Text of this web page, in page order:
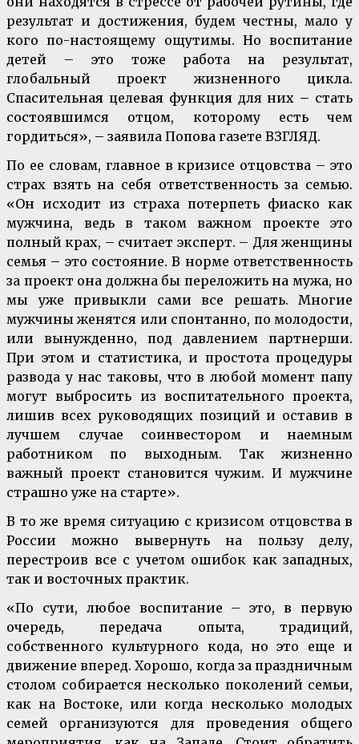
результат и достижения, будем честны, мало у
кого по-настоящему ощутимы. Но воспитание
детей – это тоже работа на результат,
глобальный проект жизненного цикла.
Спасительная целевая функция для них – стать
состоявшимся отцом, которому есть чем
гордиться», – заявила Попова газете ВЗГЛЯД.
По ее словам, главное в кризисе отцовства – это
страх взять на себя ответственность за семью.
«Он исходит из страха потерпеть фиаско как
мужчина, ведь в таком важном проекте это
полный крах, – считает эксперт. – Для женщины
семья – это состояние. В норме ответственность
за проект она должна бы переложить на мужа, но
мы уже привыкли сами все решать. Многие
мужчины женятся или спонтанно, по молодости,
или вынужденно, под давлением партнерши.
При этом и статистика, и простота процедуры
развода у нас таковы, что в любой момент папу
могут выбросить из воспитательного проекта,
лишив всех руководящих позиций и оставив в
лучшем случае соинвестором и наемным
работником по выходным. Так жизненно
важный проект становится чужим. И мужчине
страшно уже на старте».
В то же время ситуацию с кризисом отцовства в
России можно вывернуть на пользу делу,
перестроив все с учетом ошибок как западных,
так и восточных практик.
«По сути, любое воспитание – это, в первую
очередь, передача опыта, традиций,
собственного культурного кода, но это еще и
движение вперед. Хорошо, когда за праздничным
столом собирается несколько поколений семьи,
как на Востоке, или когда несколько молодых
семей организуются для проведения общего